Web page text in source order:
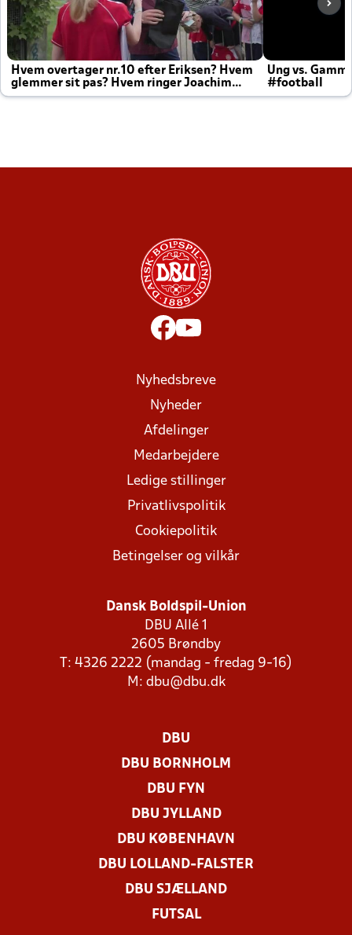
Hvem overtager nr.10 efter Eriksen? Hvem
glemmer sit pas? Hvem ringer Joachim
altid til efter kampe?
Ung vs.
#football
Nyhedsbreve
Nyheder
Afdelinger
Medarbejdere
Ledige stillinger
Privatlivspolitik
Cookiepolitik
Betingelser og vilkår
Dansk Boldspil-Union
DBU Allé 1
2605 Brøndby
T: 4326 2222 (mandag - fredag 9-16)
M: dbu@dbu.dk
DBU
DBU BORNHOLM
DBU FYN
DBU JYLLAND
DBU KØBENHAVN
DBU LOLLAND-FALSTER
DBU SJÆLLAND
FUTSAL